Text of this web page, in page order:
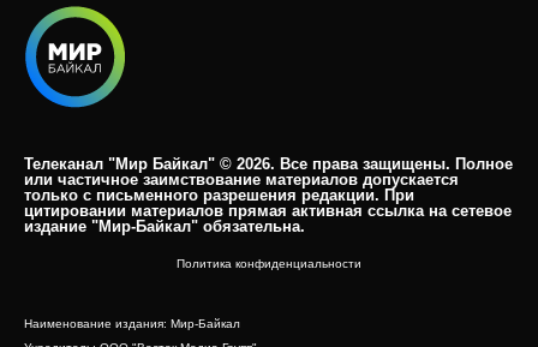
Телеканал "Мир Байкал" © 2026. Все права защищены. Полное
или частичное заимствование материалов допускается
только с письменного разрешения редакции. При
цитировании материалов прямая активная ссылка на сетевое
издание "Мир-Байкал" обязательна.​
Политика конфиденциальности
Наименование издания: Мир-Байкал